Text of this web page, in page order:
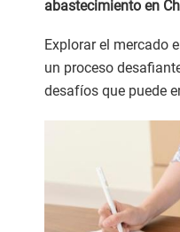
abastecimiento en
Explorar el mercado
un proceso
desafíos que puede